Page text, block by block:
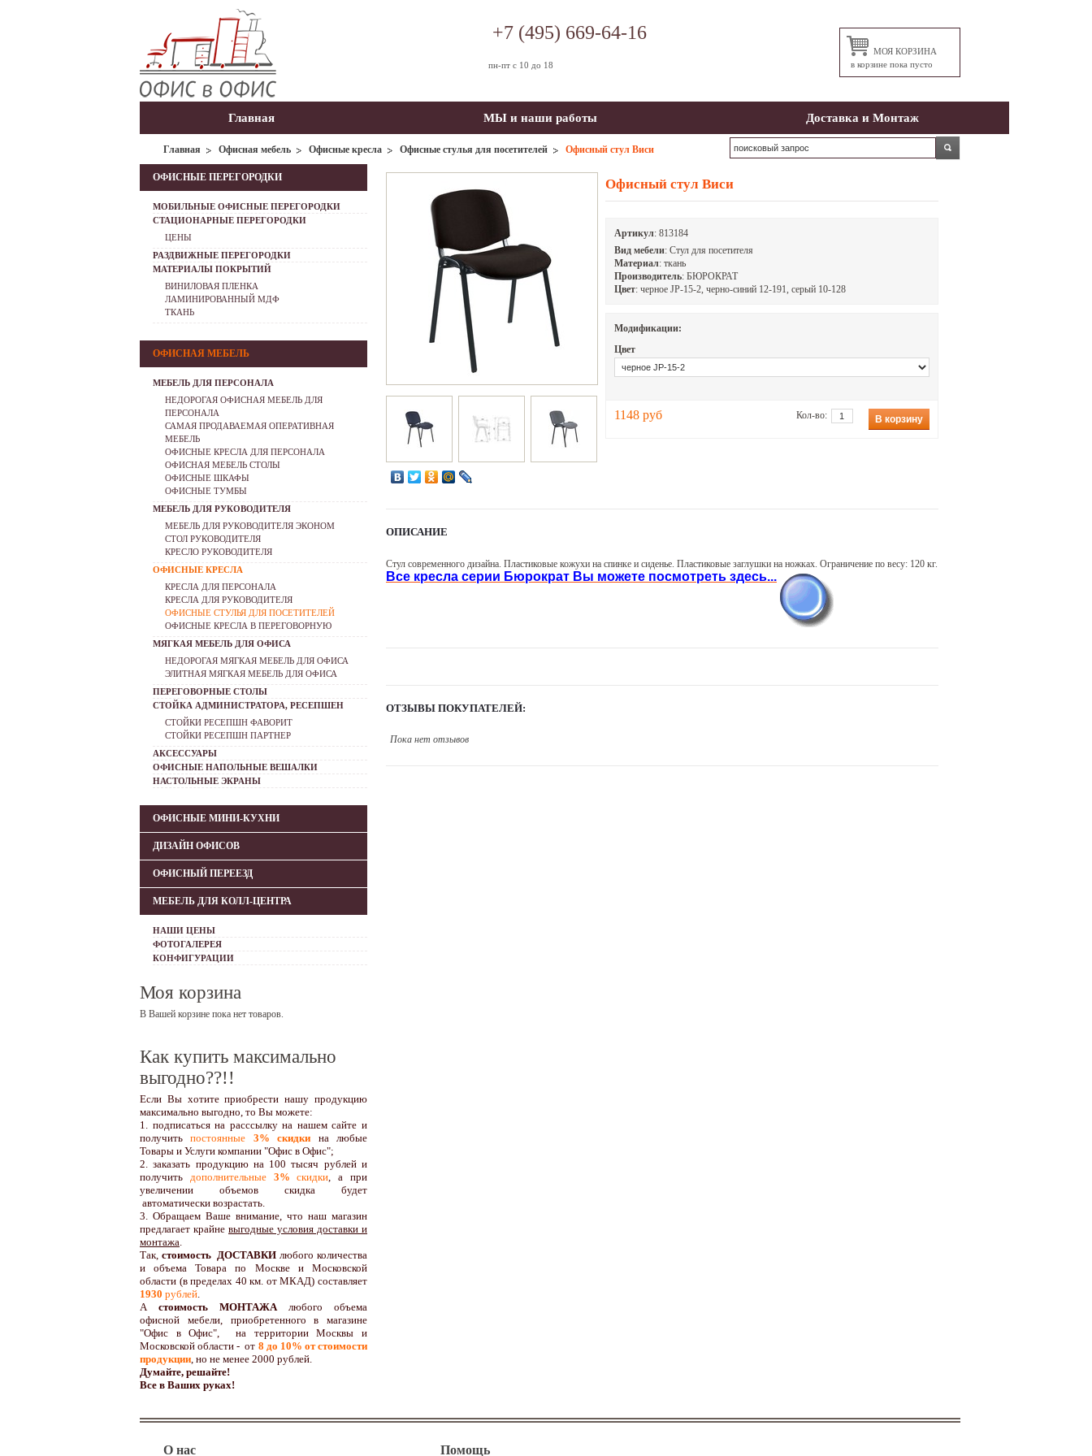
МОЯ КОРЗИНА
в корзине пока пусто
+7 (495) 669-64-16
пн-пт с 10 до 18
Главная МЫ и наши работы Доставка и Монтаж
Главная Офисная мебель Офисные кресла Офисные стулья для посетителей Офисный стул Виси
Офисный стул Виси
Артикул: 813184
Вид мебели: Стул для посетителя
Материал: ткань
Производитель: БЮРОКРАТ
Цвет: черное JP-15-2, черно-синий 12-191, серый 10-128
Модификации:
Цвет
1148 руб Кол-во: В корзину
ОПИСАНИЕ
Стул современного дизайна. Пластиковые кожухи на спинке и сиденье. Пластиковые заглушки на ножках. Ограничение по весу: 120 кг.
Все кресла серии Бюрократ Вы можете посмотреть здесь...
ОТЗЫВЫ ПОКУПАТЕЛЕЙ:
Пока нет отзывов
ОФИСНЫЕ ПЕРЕГОРОДКИ
МОБИЛЬНЫЕ ОФИСНЫЕ ПЕРЕГОРОДКИ
СТАЦИОНАРНЫЕ ПЕРЕГОРОДКИ
ЦЕНЫ
РАЗДВИЖНЫЕ ПЕРЕГОРОДКИ
МАТЕРИАЛЫ ПОКРЫТИЙ
ВИНИЛОВАЯ ПЛЕНКА
ЛАМИНИРОВАННЫЙ МДФ
ТКАНЬ
ОФИСНАЯ МЕБЕЛЬ
МЕБЕЛЬ ДЛЯ ПЕРСОНАЛА
НЕДОРОГАЯ ОФИСНАЯ МЕБЕЛЬ ДЛЯ
ПЕРСОНАЛА
САМАЯ ПРОДАВАЕМАЯ ОПЕРАТИВНАЯ
МЕБЕЛЬ
ОФИСНЫЕ КРЕСЛА ДЛЯ ПЕРСОНАЛА
ОФИСНАЯ МЕБЕЛЬ СТОЛЫ
ОФИСНЫЕ ШКАФЫ
ОФИСНЫЕ ТУМБЫ
МЕБЕЛЬ ДЛЯ РУКОВОДИТЕЛЯ
МЕБЕЛЬ ДЛЯ РУКОВОДИТЕЛЯ ЭКОНОМ
СТОЛ РУКОВОДИТЕЛЯ
КРЕСЛО РУКОВОДИТЕЛЯ
ОФИСНЫЕ КРЕСЛА
КРЕСЛА ДЛЯ ПЕРСОНАЛА
КРЕСЛА ДЛЯ РУКОВОДИТЕЛЯ
ОФИСНЫЕ СТУЛЬЯ ДЛЯ ПОСЕТИТЕЛЕЙ
ОФИСНЫЕ КРЕСЛА В ПЕРЕГОВОРНУЮ
МЯГКАЯ МЕБЕЛЬ ДЛЯ ОФИСА
НЕДОРОГАЯ МЯГКАЯ МЕБЕЛЬ ДЛЯ ОФИСА
ЭЛИТНАЯ МЯГКАЯ МЕБЕЛЬ ДЛЯ ОФИСА
ПЕРЕГОВОРНЫЕ СТОЛЫ
СТОЙКА АДМИНИСТРАТОРА, РЕСЕПШЕН
СТОЙКИ РЕСЕПШН ФАВОРИТ
СТОЙКИ РЕСЕПШН ПАРТНЕР
АКСЕССУАРЫ
ОФИСНЫЕ НАПОЛЬНЫЕ ВЕШАЛКИ
НАСТОЛЬНЫЕ ЭКРАНЫ
ОФИСНЫЕ МИНИ-КУХНИ
ДИЗАЙН ОФИСОВ
ОФИСНЫЙ ПЕРЕЕЗД
МЕБЕЛЬ ДЛЯ КОЛЛ-ЦЕНТРА
НАШИ ЦЕНЫ
ФОТОГАЛЕРЕЯ
КОНФИГУРАЦИИ
Моя корзина
В Вашей корзине пока нет товаров.
Как купить максимально
выгодно??!!
Если Вы хотите приобрести нашу продукцию
максимально выгодно, то Вы можете:
1. подписаться на расссылку на нашем сайте и
получитьпостоянные 3% скидки на любые
Товары и Услуги компании "Офис в Офис";
2. заказать продукцию на 100 тысяч рублей и
получить дополнительные3% скидки, а при
увеличении объемов скидка будет
автоматически возрастать.
3. Обращаем Ваше внимание, что наш магазин
предлагает крайне выгодные условия доставки и
монтажа.
Так, стоимость ДОСТАВКИлюбого количества
и объема Товара по Москве и Московской
области (в пределах 40 км. от МКАД) составляет
1930 рублей.
А стоимость МОНТАЖАлюбого объема
офисной мебели, приобретенного в магазине
"Офис в Офис", на территории Москвы и
Московской области - от 8 до 10% от стоимости
продукции, но не менее 2000 рублей.
Думайте, решайте!
Все в Ваших руках!
О нас Помощь